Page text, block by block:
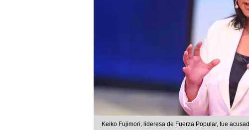
Keiko Fujimori, lideresa de Fuerza Popular, fue